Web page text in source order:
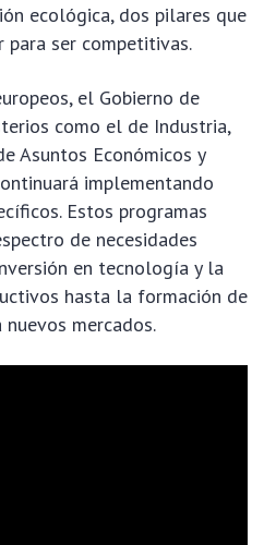
ecológica, dos pilares que
para ser competitivas.
el Gobierno de
como el de Industria,
Asuntos Económicos y
implementando
Estos programas
de necesidades
en tecnología y la
hasta la formación de
mercados.